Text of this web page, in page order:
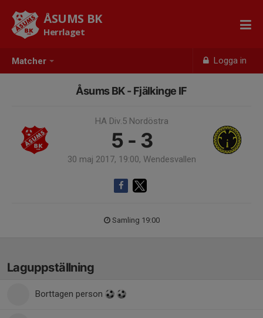
Matcher Logga in
ÅSUMS BK
Herrlaget
Åsums BK - Fjälkinge IF
HA Div.5 Nordöstra
5 - 3
30 maj 2017, 19:00, Wendesvallen
Samling 19:00
Laguppställning
Borttagen person